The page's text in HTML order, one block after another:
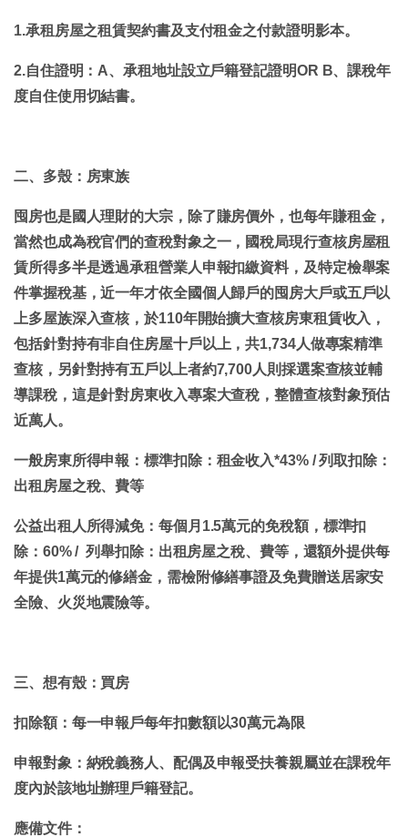
1.承租房屋之租賃契約書及支付租金之付款證明影本。
2.自住證明：A、承租地址設立戶籍登記證明OR B、課稅年
度自住使用切結書。
二、多殼：房東族
囤房也是國人理財的大宗，除了賺房價外，也每年賺租金，
當然也成為稅官們的查稅對象之一，國稅局現行查核房屋租
賃所得多半是透過承租營業人申報扣繳資料，及特定檢舉案
件掌握稅基，近一年才依全國個人歸戶的囤房大戶或五戶以
上多屋族深入查核，於110年開始擴大查核房東租賃收入，
包括針對持有非自住房屋十戶以上，共1,734人做專案精準
查核，另針對持有五戶以上者約7,700人則採選案查核並輔
導課稅，這是針對房東收入專案大查稅，整體查核對象預估
近萬人。
一般房東所得申報：標準扣除：租金收入*43% / 列取扣除：
出租房屋之稅、費等
公益出租人所得減免：每個月1.5萬元的免稅額，標準扣
除：60% / 列舉扣除：出租房屋之稅、費等，還額外提供每
年提供1萬元的修繕金，需檢附修繕事證及免費贈送居家安
全險、火災地震險等。
三、想有殼：買房
扣除額：每一申報戶每年扣數額以30萬元為限
申報對象：納稅義務人、配偶及申報受扶養親屬並在課稅年
度內於該地址辦理戶籍登記。
應備文件：